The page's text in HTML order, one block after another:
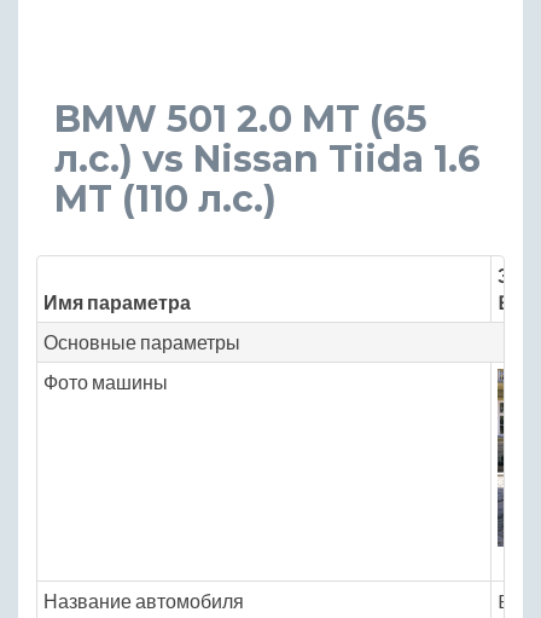
BMW 501 2.0 MT (65
л.с.) vs Nissan Tiida 1.6
MT (110 л.с.)
Имя параметра
Основные параметры
Фото машины
Название автомобиля